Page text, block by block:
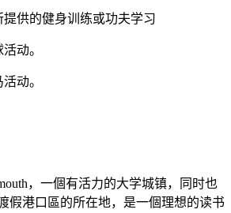
供的健身训练或功夫学习
动。
动。
，一個有活力的大学城镇，同时也
假港口區的所在地，是一個理想的读书